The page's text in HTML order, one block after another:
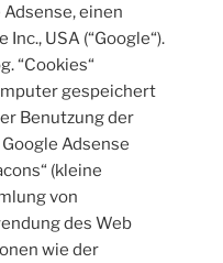
einen
USA (“Google“).
“Cookies“
gespeichert
Benutzung der
Adsense
(kleine
von
des Web
wie der